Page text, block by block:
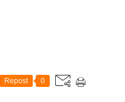
Repost 0